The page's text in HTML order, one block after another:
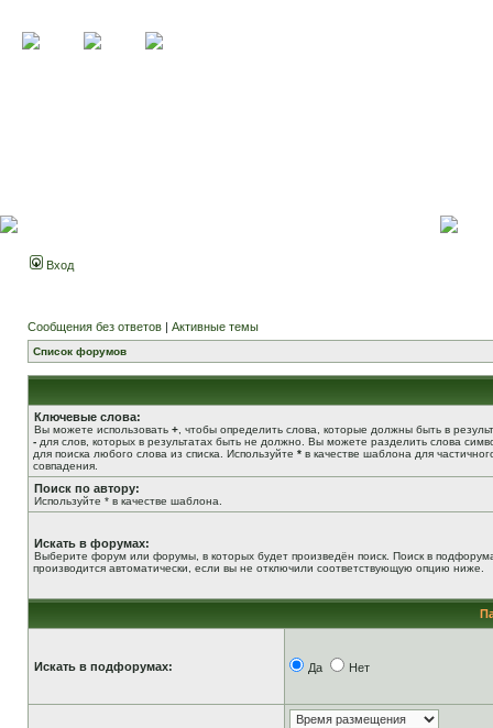
Вход
Сообщения без ответов | Активные темы
Список форумов
Ключевые слова:
Вы можете использовать + , чтобы определить слова, которые должны быть в
- для слов, которых в результатах быть не должно. Вы можете разделить слова
для поиска любого слова из списка. Используйте * в качестве шаблона для
совпадения.
Поиск по автору:
Используйте * в качестве шаблона.
Искать в форумах:
Выберите форум или форумы, в которых будет произведён поиск. Поиск в
производится автоматически, если вы не отключили соответствующую опцию ниже.
Искать в подфорумах: Да Нет